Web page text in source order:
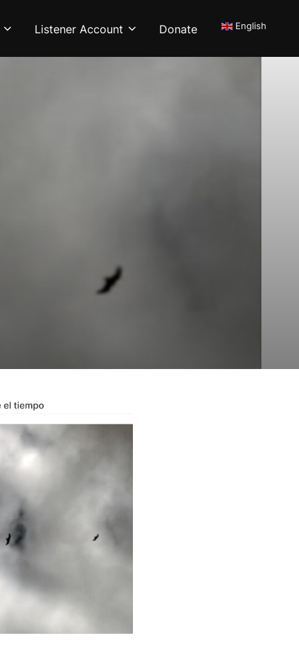
Listener Account Donate English